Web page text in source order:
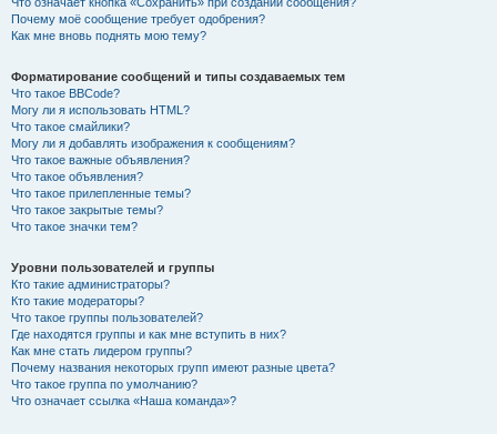
Почему моё сообщение требует одобрения?
Как мне вновь поднять мою тему?
Форматирование сообщений и типы создаваемых тем
Что такое BBCode?
Могу ли я использовать HTML?
Что такое смайлики?
Могу ли я добавлять изображения к сообщениям?
Что такое важные объявления?
Что такое объявления?
Что такое прилепленные темы?
Что такое закрытые темы?
Что такое значки тем?
Уровни пользователей и группы
Кто такие администраторы?
Кто такие модераторы?
Что такое группы пользователей?
Где находятся группы и как мне вступить в них?
Как мне стать лидером группы?
Почему названия некоторых групп имеют разные цвета?
Что такое группа по умолчанию?
Что означает ссылка «Наша команда»?